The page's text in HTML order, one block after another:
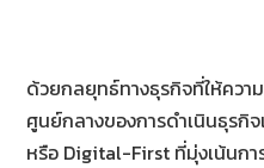
ด้วยกลยุทธ์ทางธุรกิจที่ให้คว
ศูนย์กลางของการดำเนินธุร
หรือ Digital-First ที่มุ่งเน้นกา